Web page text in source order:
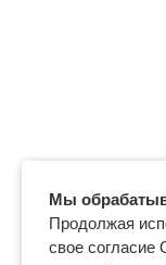
Мы
Продолжая
свое